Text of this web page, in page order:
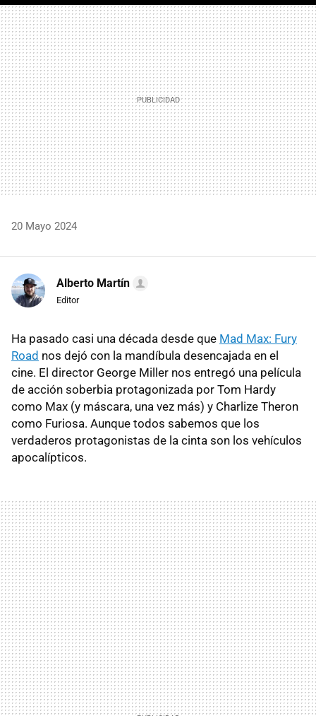
MAIL
20 Mayo 2024
Alberto Martín
Editor
Ha pasado casi una década desde que Mad Max: Fury
Road nos dejó con la mandíbula desencajada en el
cine. El director George Miller nos entregó una película
de acción soberbia protagonizada por Tom Hardy
como Max (y máscara, una vez más) y Charlize Theron
como Furiosa. Aunque todos sabemos que los
verdaderos protagonistas de la cinta son los vehículos
apocalípticos.